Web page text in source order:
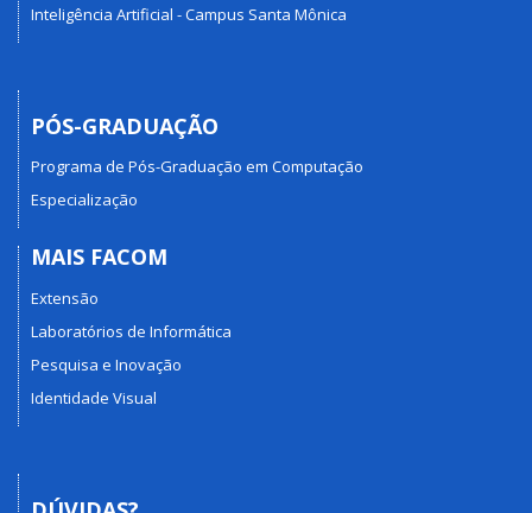
Inteligência Artificial - Campus Santa Mônica
PÓS-GRADUAÇÃO
Programa de Pós-Graduação em Computação
Especialização
MAIS FACOM
Extensão
Laboratórios de Informática
Pesquisa e Inovação
Identidade Visual